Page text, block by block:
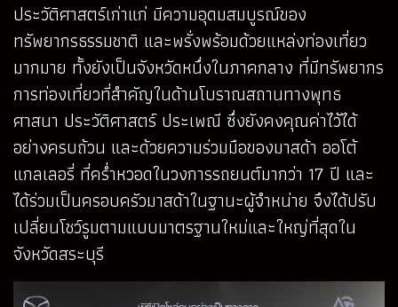
ประวัติศาสตร์เก่าแก่ มีความอุดมสมบูรณ์ของ
ทรัพยากรธรรมชาติ และพรั่งพร้อมด้วยแหล่งท่องเที่ยว
มากมาย ทั้งยังเป็นจังหวัดหนึ่งในภาคกลาง ที่มีทรัพยากร
การท่องเที่ยวที่สำคัญในด้านโบราณสถานทางพุทธ
ศาสนา ประวัติศาสตร์ ประเพณี ซึ่งยังคงคุณค่าไว้ได้
อย่างครบถ้วน และด้วยความร่วมมือของมาสด้า ออโต้
แกลเลอรี่ ที่คร่ำหวอดในวงการรถยนต์มากว่า 17 ปี และ
ได้ร่วมเป็นครอบครัวมาสด้าในฐานะผู้จำหน่าย จึงได้ปรับ
เปลี่ยนโชว์รูมตามแบบมาตรฐานใหม่และใหญ่ที่สุดใน
จังหวัดสระบุรี